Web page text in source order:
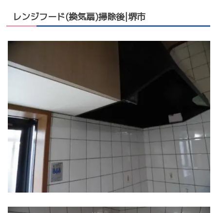
レンジフード(換気扇)掃除後|堺市